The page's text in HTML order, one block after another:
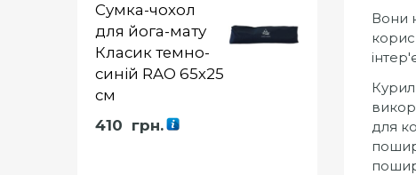
Вони
для
Сумка-чохол
для йога-мату
Класик темно-
синій RAO 65х25
см
410 грн.